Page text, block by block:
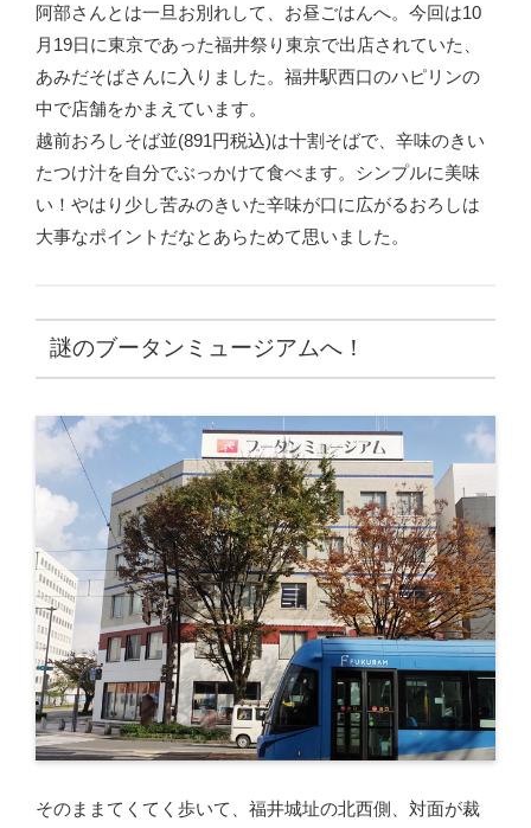
阿部さんとは一旦お別れして、お昼ごはんへ。今回は10
月19日に東京であった福井祭り東京で出店されていた、
あみだそばさんに入りました。福井駅西口のハピリンの
中で店舗をかまえています。
越前おろしそば並(891円税込)は十割そばで、辛味のきい
たつけ汁を自分でぶっかけて食べます。シンプルに美味
い！やはり少し苦みのきいた辛味が口に広がるおろしは
大事なポイントだなとあらためて思いました。
謎のブータンミュージアムへ！
そのままてくてく歩いて、福井城址の北西側、対面が裁